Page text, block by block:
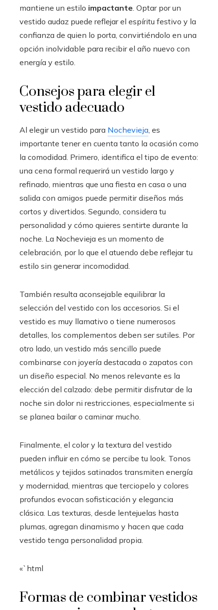
mantiene un estilo impactante. Optar por un
vestido audaz puede reflejar el espíritu festivo y la
confianza de quien lo porta, convirtiéndolo en una
opción inolvidable para recibir el año nuevo con
energía y estilo.
Consejos para elegir el
vestido adecuado
Al elegir un vestido para Nochevieja, es
importante tener en cuenta tanto la ocasión como
la comodidad. Primero, identifica el tipo de evento:
una cena formal requerirá un vestido largo y
refinado, mientras que una fiesta en casa o una
salida con amigos puede permitir diseños más
cortos y divertidos. Segundo, considera tu
personalidad y cómo quieres sentirte durante la
noche. La Nochevieja es un momento de
celebración, por lo que el atuendo debe reflejar tu
estilo sin generar incomodidad.
También resulta aconsejable equilibrar la
selección del vestido con los accesorios. Si el
vestido es muy llamativo o tiene numerosos
detalles, los complementos deben ser sutiles. Por
otro lado, un vestido más sencillo puede
combinarse con joyería destacada o zapatos con
un diseño especial. No menos relevante es la
elección del calzado: debe permitir disfrutar de la
noche sin dolor ni restricciones, especialmente si
se planea bailar o caminar mucho.
Finalmente, el color y la textura del vestido
pueden influir en cómo se percibe tu look. Tonos
metálicos y tejidos satinados transmiten energía
y modernidad, mientras que terciopelo y colores
profundos evocan sofisticación y elegancia
clásica. Las texturas, desde lentejuelas hasta
plumas, agregan dinamismo y hacen que cada
vestido tenga personalidad propia.
«`html
Formas de combinar vestidos